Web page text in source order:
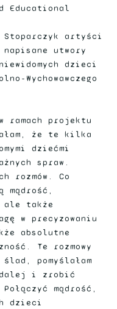
Educational
Stoparczyk artyści
utwory
dzieci
Wychowawczego
ramach projektu
że te kilka
dziećmi
spraw.
rozmów. Co
mądrość,
ale także
w precyzowaniu
absolutne
Te rozmowy
pomyślałam
i zrobić
mądrość,
dzieci